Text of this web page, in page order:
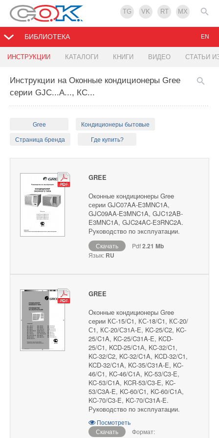
TG VK RT MX
БИБЛИОТЕКА
ИНСТРУКЦИИ КАТАЛОГИ КНИГИ ВИДЕО СТАТЬИ
EN
Инструкции на Оконные кондиционеры Gree
серии GJC...A..., КС...
Gree Кондиционеры бытовые
Страница бренда Где купить?
GREE
Оконные кондиционеры Gree
серии GJC07AA-E3MNC1A,
GJC09AA-E3MNC1A, GJC12AB-
E3MNC1A, GJC24AC-E3RNC2A.
Руководство по эксплуатации.
Скачать Pdf2.21 Mb
Язык: RU
GREE
Оконные кондиционеры Gree
серии КС-15/C1, КС-18/C1, КС-20/
С1, КС-20/С31А-Е, KC-25/C2, KC-
25/C1A, KC-25/C31A-E, KCD-
25/C1, KCD-25/C1А, KC-32/C1,
KC-32/C2, KC-32/C1A, KCD-32/C1,
KCD-32/C1A, KC-35/C31A-E, KC-
46/C1, KC-46/C1А, KC-53/C3-E,
KC-53/C1A, KCR-53/C3-E, KC-
53/C3A-E, KC-60/C1, KC-60/C1А,
KC-70/C3-E, KC-70/C31A-E.
Руководство по эксплуатации.
Посмотреть
Скачать
Формат: